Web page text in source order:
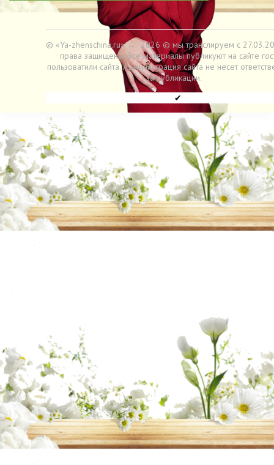
© «Ya-zhenschina.ru»→ 2026 © мы транслируем с
права защищены. Все материалы публикуют на сайте
пользоватили сайта. Администрация сайта не несет
за публикации.
✔